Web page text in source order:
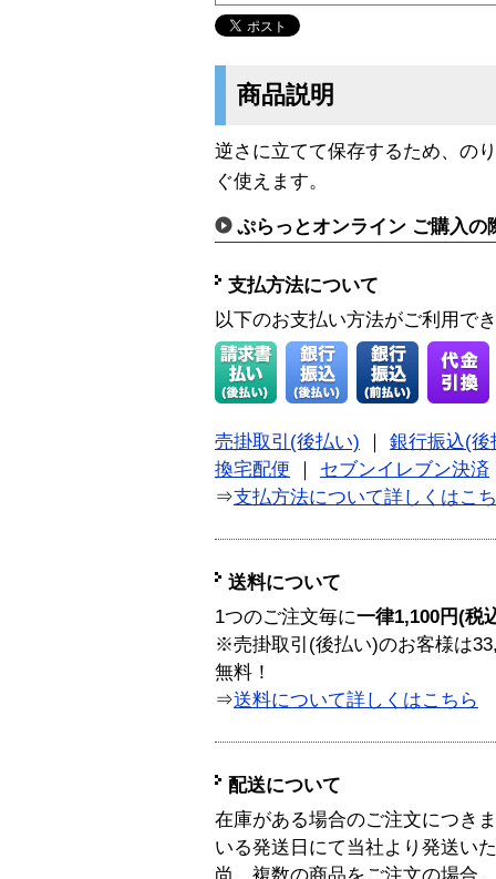
商品説明
逆さに立てて保存するため、の
ぐ使えます。
ぷらっとオンライン ご購入の
支払方法について
以下のお支払い方法がご利用で
売掛取引(後払い)
銀行振込(後
換宅配便
セブンイレブン決済
⇒支払方法について詳しくはこ
送料について
1つのご注文毎に一律1,100円(税
※売掛取引(後払い)のお客様は
無料！
⇒送料について詳しくはこちら
配送について
在庫がある場合のご注文につき
いる発送日にて当社より発送い